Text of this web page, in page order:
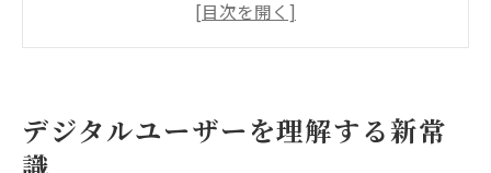
ユーザーインターフェースの進化がもたらす新
ITコンサルタントが教えるUIUXとユーザー行
動分析
デジタルユーザーを理解する新常